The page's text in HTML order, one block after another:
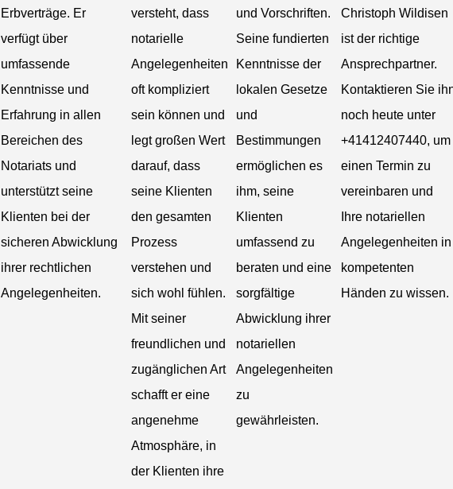
Erbverträge. Er
verfügt über
umfassende
Kenntnisse und
Erfahrung in allen
Bereichen des
Notariats und
unterstützt seine
Klienten bei der
sicheren Abwicklung
ihrer rechtlichen
Angelegenheiten.
versteht, dass
notarielle
Angelegenheiten
oft kompliziert
sein können und
legt großen Wert
darauf, dass
seine Klienten
den gesamten
Prozess
verstehen und
sich wohl fühlen.
Mit seiner
freundlichen und
zugänglichen Art
schafft er eine
angenehme
Atmosphäre, in
der Klienten ihre
und Vorschriften.
Seine fundierten
Kenntnisse der
lokalen Gesetze
und
Bestimmungen
ermöglichen es
ihm, seine
Klienten
umfassend zu
beraten und eine
sorgfältige
Abwicklung ihrer
notariellen
Angelegenheiten
zu
gewährleisten.
Christoph Wildisen
ist der richtige
Ansprechpartner.
Kontaktieren Sie
noch heute unter
+41412407440, um
einen Termin zu
vereinbaren und
Ihre notariellen
Angelegenheiten in
kompetenten
Händen zu wissen.